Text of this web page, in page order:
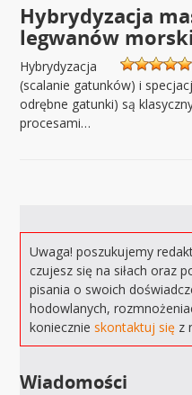
Hybrydyzacja
legwanów
Hybrydyzacja
(scalanie gatunków) i
odrębne gatunki) są
procesami…
Uwaga! poszukujemy
czujesz się na siłach oraz
pisania o swoich
hodowlanych,
koniecznieskontaktuj się z
Wiadomości